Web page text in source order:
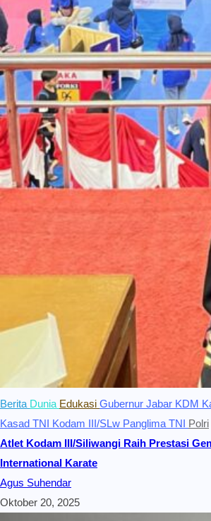
Berita Dunia Edukasi Gubernur Jabar KDM
Kasad TNI Kodam III/SLw Panglima TNI Polri
Atlet Kodam III/Siliwangi Raih Prestasi
International Karate
Agus Suhendar
Oktober 20, 2025